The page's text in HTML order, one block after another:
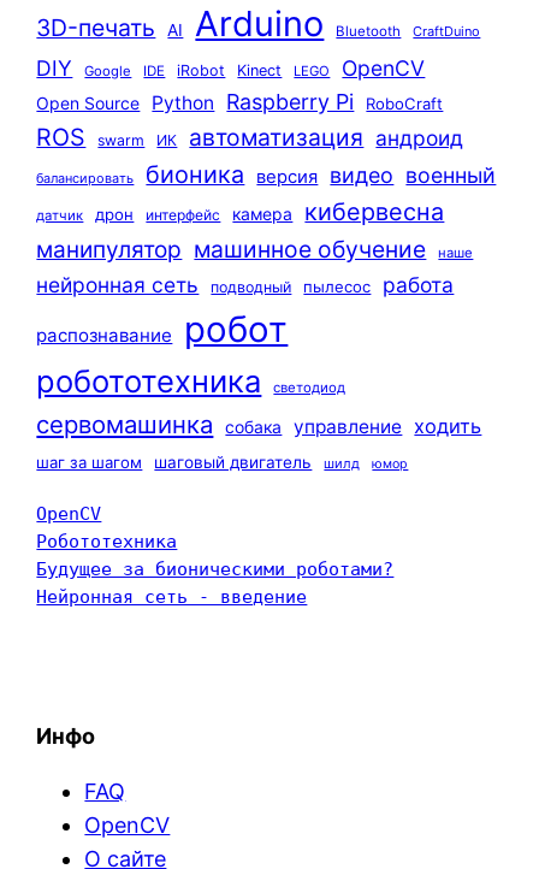
3D-печать AI Arduino Bluetooth CraftDuino
DIY Google IDE iRobot Kinect LEGO OpenCV
Open Source Python Raspberry Pi RoboCraft
ROS swarm ИК автоматизация андроид
балансировать бионика версия видео военный
датчик дрон интерфейс камера кибервесна
манипулятор машинное обучение наше
нейронная сеть подводный пылесос работа
распознавание робот
робототехника светодиод
сервомашинка собака управление ходить
шаг за шагом шаговый двигатель шилд юмор
OpenCV
Робототехника
Будущее за бионическими роботами?
Нейронная сеть - введение
Инфо
FAQ
OpenCV
О сайте